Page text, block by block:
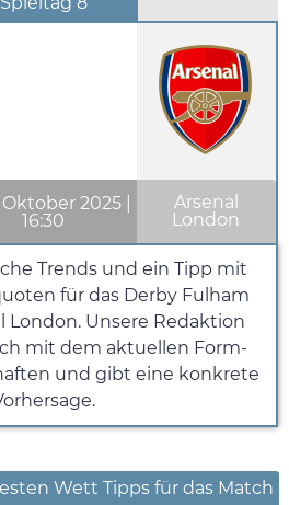
Oktober 2025|
16:30
Arsenal
London
Trends und ein Tipp mit
für das Derby Fulham
London. Unsere Redaktion
mit dem aktuellen Form-
und gibt eine konkrete
Wett Tipps für das Match